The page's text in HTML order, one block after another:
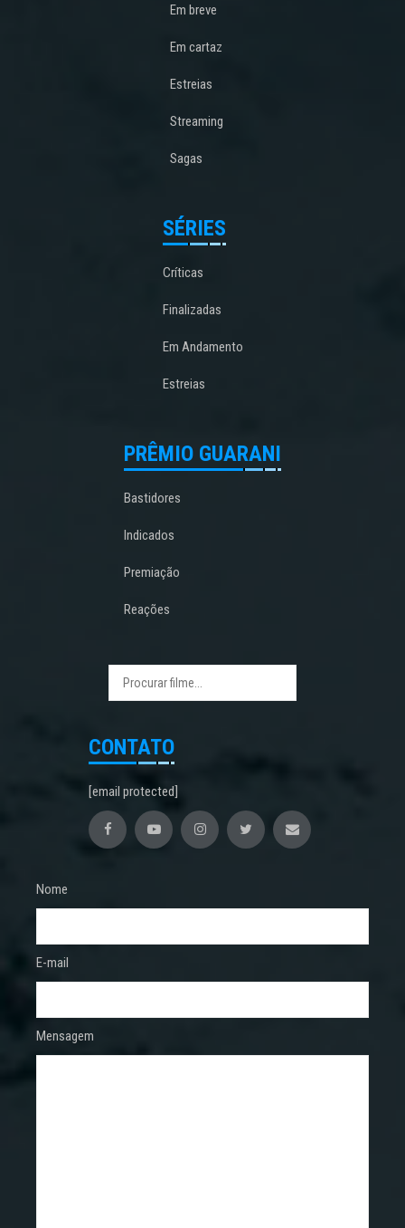
Em breve
Em cartaz
Estreias
Streaming
Sagas
SÉRIES
Críticas
Finalizadas
Em Andamento
Estreias
PRÊMIO GUARANI
Bastidores
Indicados
Premiação
Reações
CONTATO
[email protected]
Nome
E-mail
Mensagem